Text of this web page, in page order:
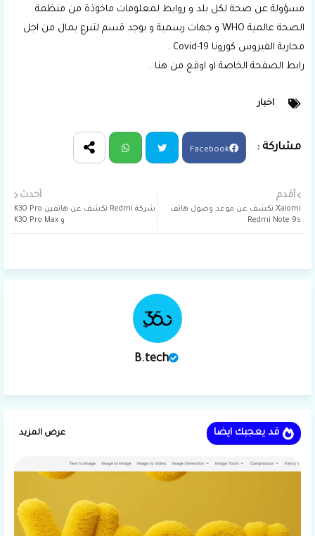
مسؤولة عن صحة لكل بلد و روابط لمعلومات ماخوذة من منظمة
الصحة عالمية WHO و جهات رسمية و يوجد قسم لتبرع بمال من اجل
محاربة الفيروس كورونا Covid-19 .
رابط الصفحة الخاصة او اوقع من هنا .
اخبار
Facebook
أحدث
شركة Redmi تكشف عن هاتفين K30 Pro
و K30 Pro Max
أقدم
Xaiomi تكشف عن موعد وصول هاتف
Redmi Note 9s
B.tech
قد يعجبك ايضا عرض المزيد